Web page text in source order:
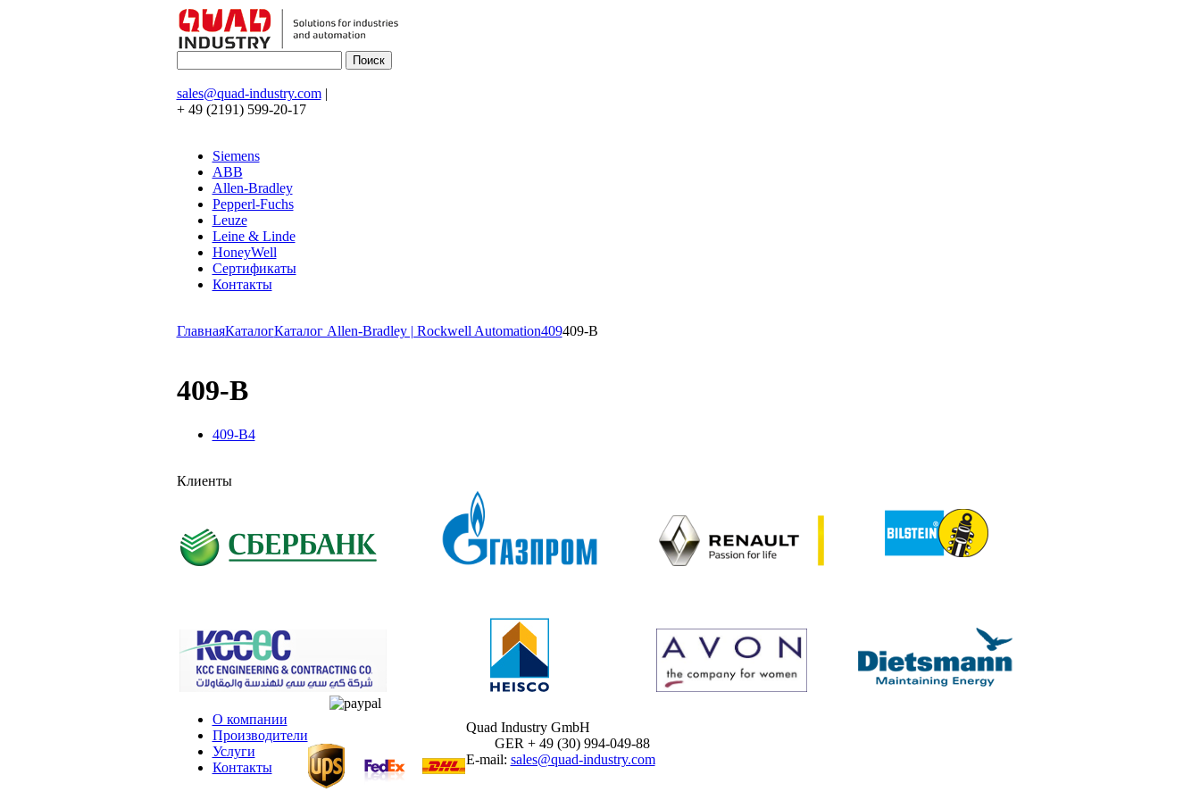
sales@quad-industry.com|
+ 49 (2191) 599-20-17
Siemens
ABB
Allen-Bradley
Pepperl-Fuchs
Leuze
Leine & Linde
HoneyWell
Сертификаты
Контакты
ГлавнаяКаталогКаталог Allen-Bradley | Rockwell Automation409409-B
409-B
409-B4
Клиенты
О компании
Производители
Услуги
Контакты
Quad Industry GmbH
GER + 49 (30) 994-049-88
E-mail: sales@quad-industry.com